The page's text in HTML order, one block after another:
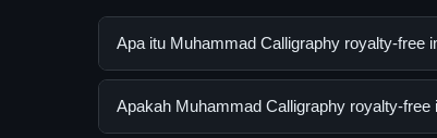
Apa itu Muhammad Calligraphy royalty-free
Muhammad Calligraphy royalty-free
Apakah Muhammad Calligraphy royalty-